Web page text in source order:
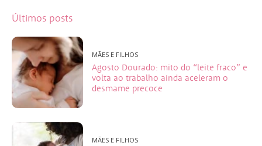
Últimos posts
MÃES E FILHOS
Agosto Dourado: mito do “leite fraco” e
volta ao trabalho ainda aceleram o
desmame precoce
MÃES E FILHOS